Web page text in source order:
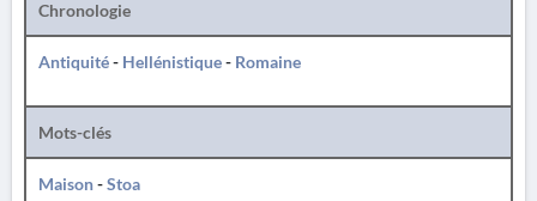
Chronologie
Antiquité- Hellénistique- Romaine
Mots-clés
Maison-Stoa